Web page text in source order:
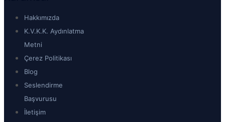
Hakkımızda
K.V.K.K. Aydınlatma
Metni
Çerez Politikası
Blog
Seslendirme
Başvurusu
İletişim